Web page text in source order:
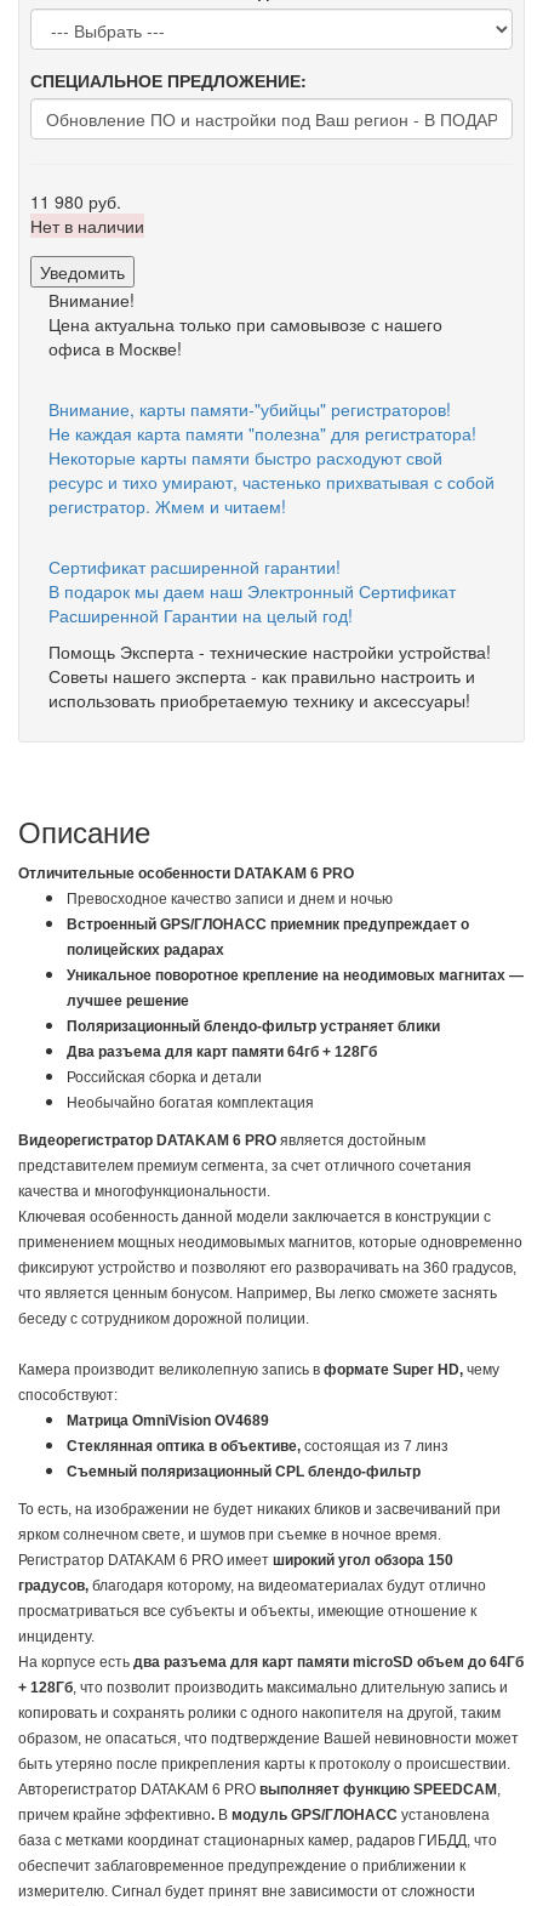
СПЕЦИАЛЬНОЕ ПРЕДЛОЖЕНИЕ:
11 980 руб.
Нет в наличии
Уведомить
Внимание!
Цена актуальна только при самовывозе с нашего
офиса в Москве!
Внимание, карты памяти-"убийцы" регистраторов!
Не каждая карта памяти "полезна" для регистратора!
Некоторые карты памяти быстро расходуют свой
ресурс и тихо умирают, частенько прихватывая с собой
регистратор. Жмем и читаем!
Сертификат расширенной гарантии!
В подарок мы даем наш Электронный Сертификат
Расширенной Гарантии на целый год!
Помощь Эксперта - технические настройки устройства!
Советы нашего эксперта - как правильно настроить и
использовать приобретаемую технику и аксессуары!
Описание
Отличительные особенности DATAKAM 6 PRO
Превосходное качество записи и днем и ночью
Встроенный GPS/ГЛОНАСС приемник предупреждает о
полицейских радарах
Уникальное поворотное крепление на неодимовых магнитах —
лучшее решение
Поляризационный блендо-фильтр устраняет блики
Два разъема для карт памяти 64гб + 128Гб
Российская сборка и детали
Необычайно богатая комплектация
Видеорегистратор DATAKAM 6 PRO является достойным
представителем премиум сегмента, за счет отличного сочетания
качества и многофункциональности.
Ключевая особенность данной модели заключается в конструкции с
применением мощных неодимовымых магнитов, которые одновременно
фиксируют устройство и позволяют его разворачивать на 360 градусов,
что является ценным бонусом. Например, Вы легко сможете заснять
беседу с сотрудником дорожной полиции.
Камера производит великолепную запись в формате Super HD, чему
способствуют:
Матрица OmniVision OV4689
Стеклянная оптика в объективе, состоящая из 7 линз
Съемный поляризационный CPL блендо-фильтр
То есть, на изображении не будет никаких бликов и засвечиваний при
ярком солнечном свете, и шумов при съемке в ночное время.
Регистратор DATAKAM 6 PRO имеет широкий угол обзора 150
градусов, благодаря которому, на видеоматериалах будут отлично
просматриваться все субъекты и объекты, имеющие отношение к
инциденту.
На корпусе есть два разъема для карт памяти microSD объем до 64Гб
+ 128Гб, что позволит производить максимально длительную запись и
копировать и сохранять ролики с одного накопителя на другой, таким
образом, не опасаться, что подтверждение Вашей невиновности может
быть утеряно после прикрепления карты к протоколу о происшествии.
Авторегистратор DATAKAM 6 PRO выполняет функцию SPEEDCAM ,
причем крайне эффективно. В модуль GPS/ГЛОНАСС установлена
база с метками координат стационарных камер, радаров ГИБДД, что
обеспечит заблаговременное предупреждение о приближении к
измерителю. Сигнал будет принят вне зависимости от сложности